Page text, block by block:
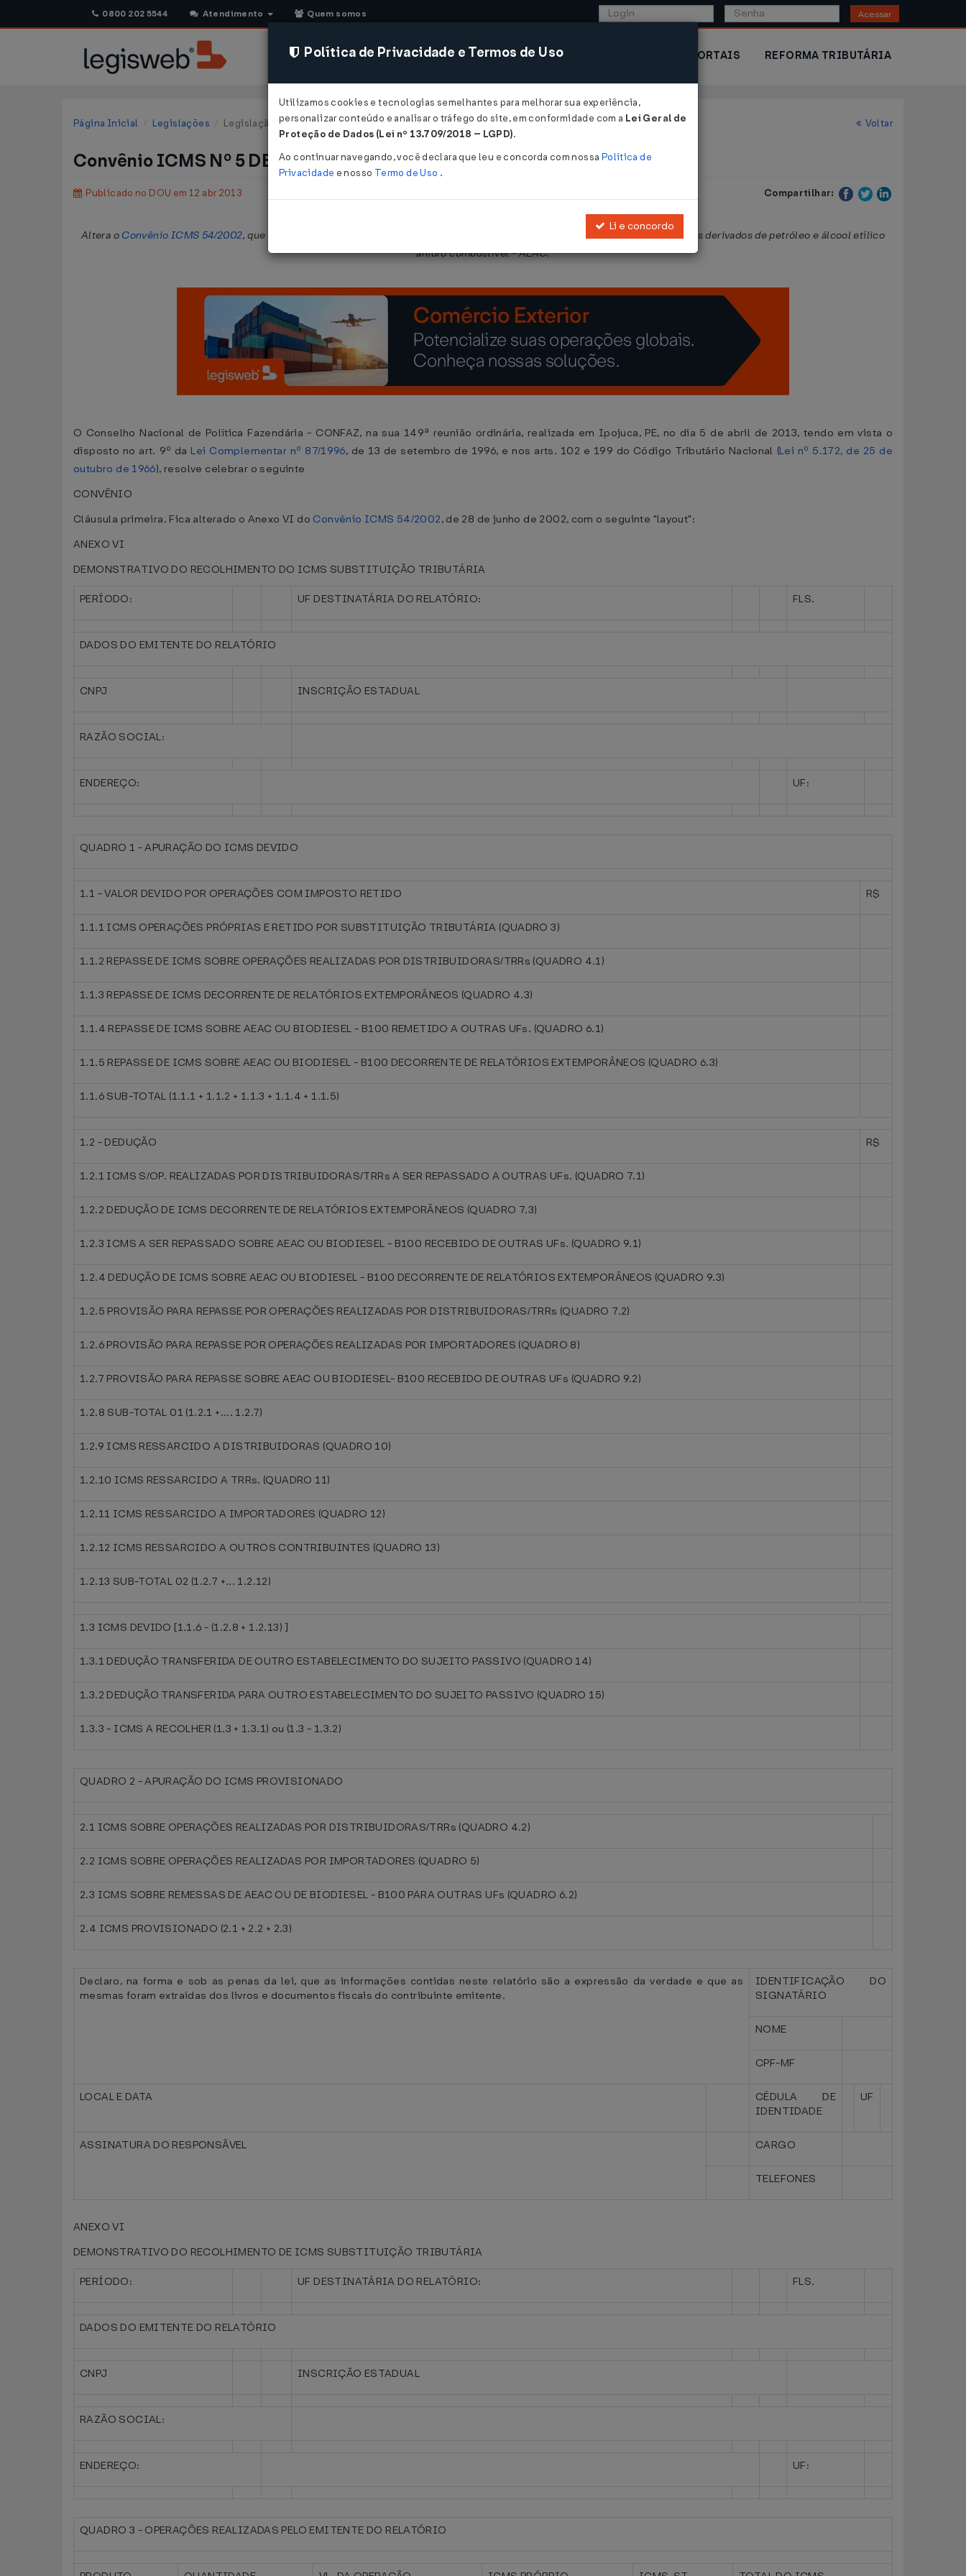
0800 202 5544 Atendimento Quem somos Acessar
CONSULTORIA SISTEMAS COMÉRCIO EXTERIOR PORTAIS REFORMA TRIBUTÁRIA
Página Inicial Legislações Legislação Federal Voltar
Convênio ICMS Nº 5 DE 05/04/2013
Publicado no DOU em 12 abr 2013 Compartilhar:
Altera o Convênio ICMS 54/2002, que estabelece procedimentos para o controle de operações interestaduais com combustíveis derivados de petróleo e álcool etílico
anidro combustível - AEAC.
O Conselho Nacional de Política Fazendária - CONFAZ, na sua 149ª reunião ordinária, realizada em Ipojuca, PE, no dia 5 de abril de 2013, tendo em vista o
disposto no art. 9º da Lei Complementar nº 87/1996, de 13 de setembro de 1996, e nos arts. 102 e 199 do Código Tributário Nacional (Lei nº 5.172, de 25 de
outubro de 1966), resolve celebrar o seguinte
CONVÊNIO
Cláusula primeira. Fica alterado o Anexo VI do Convênio ICMS 54/2002, de 28 de junho de 2002, com o seguinte "layout":
ANEXO VI
DEMONSTRATIVO DO RECOLHIMENTO DO ICMS SUBSTITUIÇÃO TRIBUTÁRIA
PERÍODO: UF DESTINATÁRIA DO RELATÓRIO: FLS.
DADOS DO EMITENTE DO RELATÓRIO
CNPJ INSCRIÇÃO ESTADUAL
RAZÃO SOCIAL:
ENDEREÇO: UF:
QUADRO 1 - APURAÇÃO DO ICMS DEVIDO
1.1 - VALOR DEVIDO POR OPERAÇÕES COM IMPOSTO RETIDO R$
1.1.1 ICMS OPERAÇÕES PRÓPRIAS E RETIDO POR SUBSTITUIÇÃO TRIBUTÁRIA (QUADRO 3)
1.1.2 REPASSE DE ICMS SOBRE OPERAÇÕES REALIZADAS POR DISTRIBUIDORAS/TRRs (QUADRO 4.1)
1.1.3 REPASSE DE ICMS DECORRENTE DE RELATÓRIOS EXTEMPORÂNEOS (QUADRO 4.3)
1.1.4 REPASSE DE ICMS SOBRE AEAC OU BIODIESEL - B100 REMETIDO A OUTRAS UFs. (QUADRO 6.1)
1.1.5 REPASSE DE ICMS SOBRE AEAC OU BIODIESEL - B100 DECORRENTE DE RELATÓRIOS EXTEMPORÂNEOS (QUADRO 6.3)
1.1.6 SUB-TOTAL (1.1.1 + 1.1.2 + 1.1.3 + 1.1.4 + 1.1.5)
1.2 - DEDUÇÃO R$
1.2.1 ICMS S/OP. REALIZADAS POR DISTRIBUIDORAS/TRRs A SER REPASSADO A OUTRAS UFs. (QUADRO 7.1)
1.2.2 DEDUÇÃO DE ICMS DECORRENTE DE RELATÓRIOS EXTEMPORÂNEOS (QUADRO 7.3)
1.2.3 ICMS A SER REPASSADO SOBRE AEAC OU BIODIESEL - B100 RECEBIDO DE OUTRAS UFs. (QUADRO 9.1)
1.2.4 DEDUÇÃO DE ICMS SOBRE AEAC OU BIODIESEL - B100 DECORRENTE DE RELATÓRIOS EXTEMPORÂNEOS (QUADRO 9.3)
1.2.5 PROVISÃO PARA REPASSE POR OPERAÇÕES REALIZADAS POR DISTRIBUIDORAS/TRRs (QUADRO 7.2)
1.2.6 PROVISÃO PARA REPASSE POR OPERAÇÕES REALIZADAS POR IMPORTADORES (QUADRO 8)
1.2.7 PROVISÃO PARA REPASSE SOBRE AEAC OU BIODIESEL- B100 RECEBIDO DE OUTRAS UFs (QUADRO 9.2)
1.2.8 SUB-TOTAL 01 (1.2.1 +.... 1.2.7)
1.2.9 ICMS RESSARCIDO A DISTRIBUIDORAS (QUADRO 10)
1.2.10 ICMS RESSARCIDO A TRRs. (QUADRO 11)
1.2.11 ICMS RESSARCIDO A IMPORTADORES (QUADRO 12)
1.2.12 ICMS RESSARCIDO A OUTROS CONTRIBUINTES (QUADRO 13)
1.2.13 SUB-TOTAL 02 (1.2.7 +... 1.2.12)
1.3 ICMS DEVIDO [1.1.6 - (1.2.8 + 1.2.13) ]
1.3.1 DEDUÇÃO TRANSFERIDA DE OUTRO ESTABELECIMENTO DO SUJEITO PASSIVO (QUADRO 14)
1.3.2 DEDUÇÃO TRANSFERIDA PARA OUTRO ESTABELECIMENTO DO SUJEITO PASSIVO (QUADRO 15)
1.3.3 - ICMS A RECOLHER (1.3 + 1.3.1) ou (1.3 - 1.3.2)
QUADRO 2 - APURAÇÃO DO ICMS PROVISIONADO
2.1 ICMS SOBRE OPERAÇÕES REALIZADAS POR DISTRIBUIDORAS/TRRs (QUADRO 4.2)
2.2 ICMS SOBRE OPERAÇÕES REALIZADAS POR IMPORTADORES (QUADRO 5)
2.3 ICMS SOBRE REMESSAS DE AEAC OU DE BIODIESEL - B100 PARA OUTRAS UFs (QUADRO 6.2)
2.4 ICMS PROVISIONADO (2.1 + 2.2 + 2.3)
Declaro, na forma e sob as penas da lei, que as informações contidas neste relatório são a expressão da verdade e que as
mesmas foram extraídas dos livros e documentos fiscais do contribuinte emitente.
IDENTIFICAÇÃO DO
SIGNATÁRIO
NOME
CPF-MF
LOCAL E DATA
CÉDULA DE
IDENTIDADE
UF
ASSINATURA DO RESPONSÃVEL CARGO
TELEFONES
ANEXO VI
DEMONSTRATIVO DO RECOLHIMENTO DE ICMS SUBSTITUIÇÃO TRIBUTÁRIA
PERÍODO: UF DESTINATÁRIA DO RELATÓRIO: FLS.
DADOS DO EMITENTE DO RELATÓRIO
CNPJ INSCRIÇÃO ESTADUAL
RAZÃO SOCIAL:
ENDEREÇO: UF:
QUADRO 3 - OPERAÇÕES REALIZADAS PELO EMITENTE DO RELATÓRIO
Política de Privacidade e Termos de Uso
Utilizamos cookies e tecnologias semelhantes para melhorar sua experiência,
personalizar conteúdo e analisar o tráfego do site, em conformidade com a Lei Geral de
Proteção de Dados (Lei nº 13.709/2018 – LGPD).
Ao continuar navegando, você declara que leu e concorda com nossa Política de
Privacidade e nosso Termo de Uso .
Li e concordo